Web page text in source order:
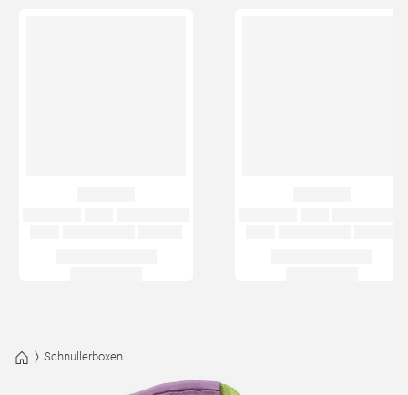
Schnullerboxen